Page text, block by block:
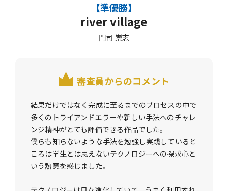
【準優勝】
river village
門司 崇志
審査員からのコメント
結果だけではなく完成に至るまでのプロセスの中で
多くのトライアンドエラーや新しい手法へのチャレ
ンジ精神がとても評価できる作品でした。
僕らも知らないような手法を勉強し実践していると
ころは学生とは思えないテクノロジーへの探求心と
いう熱意を感じました。